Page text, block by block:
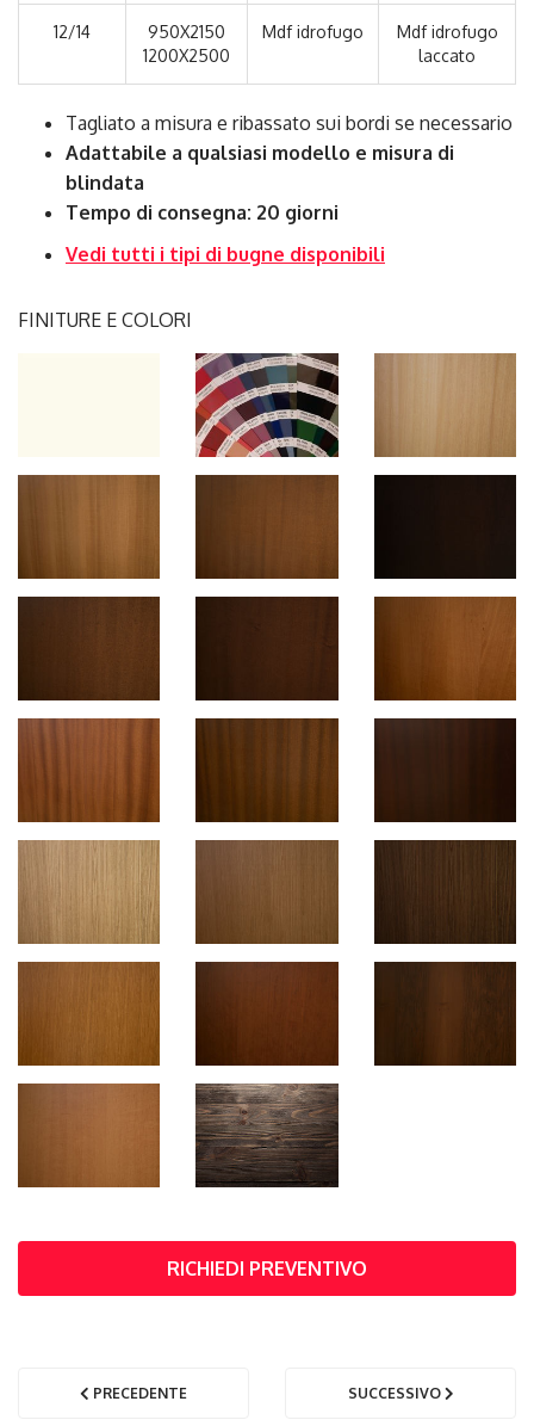
12/14
950X2150
1200X2500
Mdf idrofugo
Mdf idrofugo
laccato
Tagliato a misura e ribassato sui bordi se necessario
Adattabile a qualsiasi modello e misura di
blindata
Tempo di consegna: 20 giorni
Vedi tutti i tipi di bugne disponibili
FINITURE E COLORI
RICHIEDI PREVENTIVO
PRECEDENTE SUCCESSIVO